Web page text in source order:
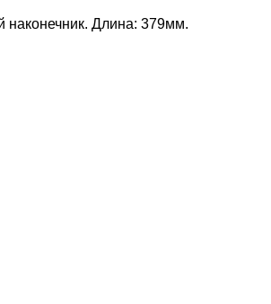
наконечник. Длина: 379мм.